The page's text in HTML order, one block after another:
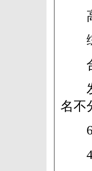
高
综
合
发
名不
60
40